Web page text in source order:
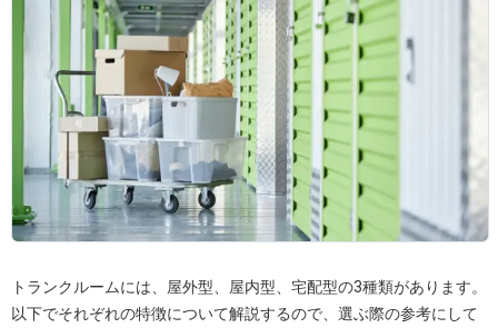
トランクルームには、屋外型、屋内型、宅配型の3種類があります。
以下でそれぞれの特徴について解説するので、選ぶ際の参考にして